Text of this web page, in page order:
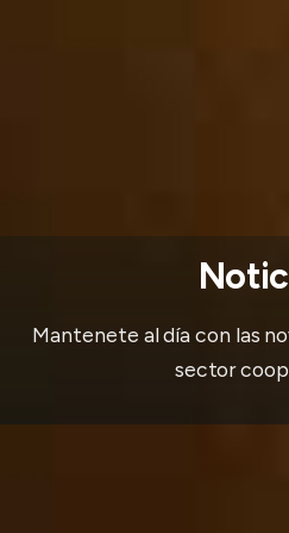
Mantenete al día con las
sector